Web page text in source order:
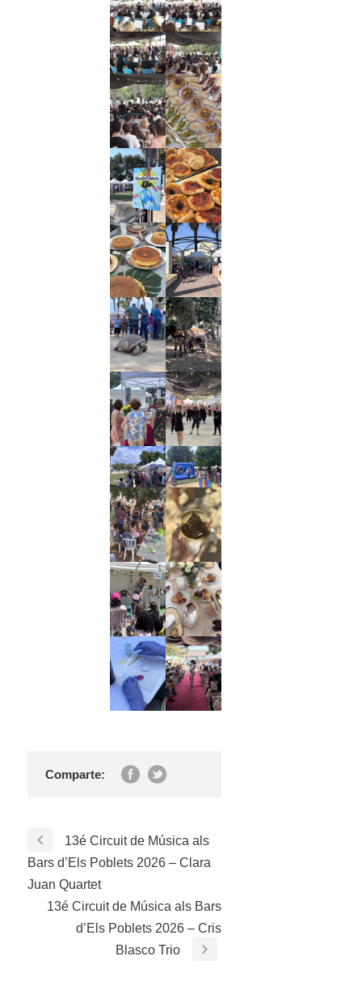
Comparte:
13é Circuit de Música als
Bars d’Els Poblets 2026 – Clara
Juan Quartet
13é Circuit de Música als Bars
d’Els Poblets 2026 – Cris
Blasco Trio